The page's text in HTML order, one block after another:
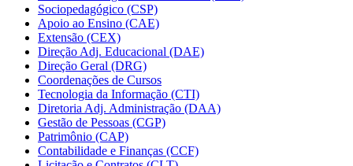
Sociopedagógico (CSP)
Apoio ao Ensino (CAE)
Extensão (CEX)
Direção Adj. Educacional (DAE)
Direção Geral (DRG)
Coordenações de Cursos
Tecnologia da Informação (CTI)
Diretoria Adj. Administração (DAA)
Gestão de Pessoas (CGP)
Patrimônio (CAP)
Contabilidade e Finanças (CCF)